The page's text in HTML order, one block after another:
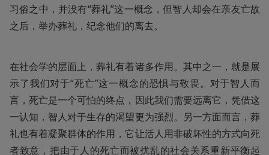
习俗之中，并没有“葬礼”这一概念，但智人却会在亲友亡故
之后，举办葬礼，纪念他们的离去。
在社会学的层面上，葬礼有着诸多作用。其中之一，就是展
示了我们对于“死亡”这一概念的恐惧与敬畏。对于智人而
言，死亡是一个可怕的终点，因此我们需要远离它，凭借这
一认知，智人对于生存的渴望更为强烈。另一方面而言，葬
礼也有着凝聚群体的作用，它让活人用非破坏性的方式向死
者致意，把由于人的死亡而被扰乱的社会关系重新平衡起